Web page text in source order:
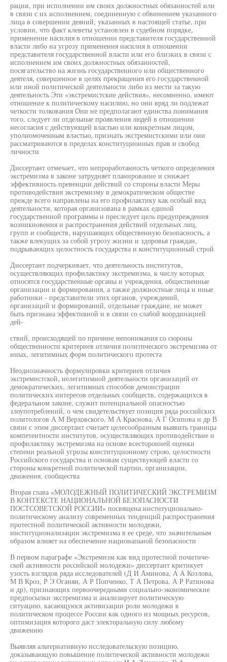
рации, при исполнении им своих должностных обязанностей или
в связи с их исполнением, соединенную с обвинением указанного
лица в совершении деяний, указанных в настоящей статье, при
условии, что факт клеветы установлен в судебном порядке,
применение насилия в отношении представителя государственной
власти либо на угрозу применения насилия в отношении
представителя государственной власти или его близких в связи с
исполнением им своих должностных обязанностей,
посягательство на жизнь государственного или общественного
деятеля, совершенное в целях прекращения его государственной
или иной политической деятельности либо из мести за такую
деятельность Эти «экстремистские действия», несомненно, имеют
отношение к политическому насилию, но они вряд ли подлежат
четкости толкования Они не предполагают единства понимания
того, следует ли отдельные проявления людей в отношении
несогласия с действующей властью или конкретным лицом,
уполномоченным властью, признать экстремистскими или они
рассматриваются в пределах конституционных прав и свобод
личности
Диссертант отмечает, что непроработанность четкого определения
экстремизма в законе затрудняет планирование и снижает
эффективность превенции действий со стороны власти Меры
противодействия экстремизму в демократическом обществе
прежде всего направлены на его профилактику как особый вид
деятельности, которая организована в рамках единой
государственной программы и преследует цель предупреждения
возникновения и распространения действий отдельных лиц,
групп и сообществ, нарушающих общественную безопасность, а
также влекущих за собой угрозу жизни и здоровья граждан,
подрывающих целостность государства и конституционный строй
Диссертант подчеркивает, что деятельность институтов,
осуществляющих профилактику экстремизма, к числу которых
относятся государственные органы и учреждения, общественные
организации и формирования, а также должностные лица и иные
работники - представители этих органов, учреждений,
организаций и формирований, отдельные граждане, не может
быть признана эффективной и в связи со слабой координацией
дей-
ствий, происходящей по причине непонимания со сюроны
общественности критериев отличия политического экстремизма от
иных, легитимных форм политического протеста
Неоднозначность формулировки критериев отличия
экстремистской, нелегитимной деятельности организаций от
демократических, легитимных способов демонстрации
политических интересов отдельных сообществ, содержащихся в
федеральном законе, служит потенциальной опасностью
злоупотреблений, о чем свидетельствует позиция ряда российских
политологов А М Верховского, М А Краснова, А Г Осипова и др В
связи с этим диссертант считает целесообразным выявить границы
компетентности институтов, осуществляющих противодействие и
профилактику экстремизма на основе всесторонней оценки
степени реальной угрозы конституционному строю, целостности
Российского государства и основам существующей власти со
стороны конкретной политической партии, организации,
движения, сообщества
Вторая глава «МОЛОДЕЖНЫЙ ПОЛИТИЧЕСКИЙ ЭКСТРЕМИЗМ
В КОНТЕКСТЕ НАЦИОНАЛЬНОЙ БЕЗОПАСНОСТИ
ПОСТСОВЕТСКОЙ РОССИИ» посвящена институционально-
политическому анализу современных тенденций распространения
протестной политической активности молодежи,
институционализации экстремизма в ее среде, что значительным
образом влияет на обеспечение национапьной безопасности
В первом параграфе «Экстремизм как вид протестной почитиче-
ской активности российской молодежи» диссертант критикует
узость взглядов ряда исследователей (Д И Аминова, А А Козлова,
М В Кроз, Р Э Оганян, А Р Попченко, Т А Петрова, А Р Ратинова
и др), признающих первоочередными социально-экономические
предпосылки экстремизма и анализирует политическую
ситуацию, касающуюся активизации роли молодежи в
политическом процессе России как одного из мощных ресурсов,
оптимизация которого даст электоральную силу любому
движению
Выявляя альтернативную исследовательскую позицию,
доказывающую повышение политической активности молодежи